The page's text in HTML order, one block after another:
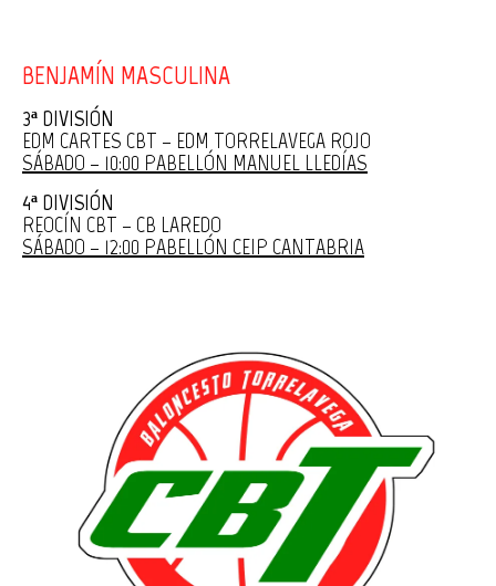
BENJAMÍN MASCULINA
3ª DIVISIÓN
EDM CARTES CBT – EDM TORRELAVEGA ROJO
SÁBADO – 10:00 PABELLÓN MANUEL LLEDÍAS
4ª DIVISIÓN
REOCÍN CBT – CB LAREDO
SÁBADO – 12:00 PABELLÓN CEIP CANTABRIA